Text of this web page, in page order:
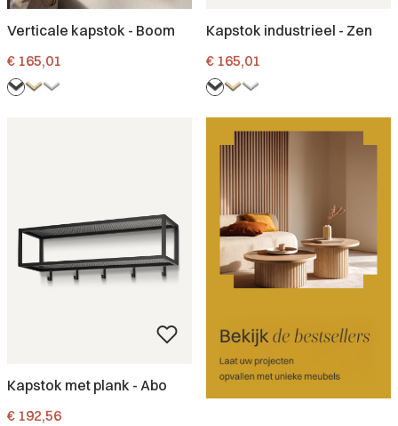
Verticale kapstok - Boom
Prijs
€ 165,01
Kapstok industrieel - Zen
Prijs
€ 165,01
Kapstok met plank - Abo
Prijs
€ 192,56